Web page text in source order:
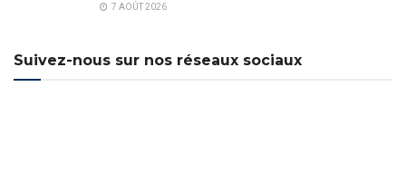
7 AOÛT 2026
Suivez-nous sur nos réseaux sociaux